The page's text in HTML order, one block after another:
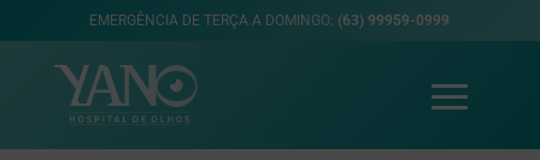
EMERGÊNCIA DE TERÇA A DOMINGO: (63) 99959-0999